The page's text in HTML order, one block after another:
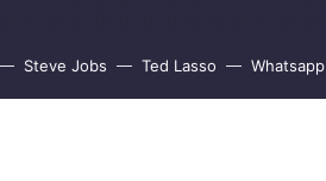
Steve Jobs Ted Lasso Whatsapp